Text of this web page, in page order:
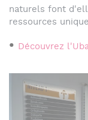
naturels font
ressources
Découvrez